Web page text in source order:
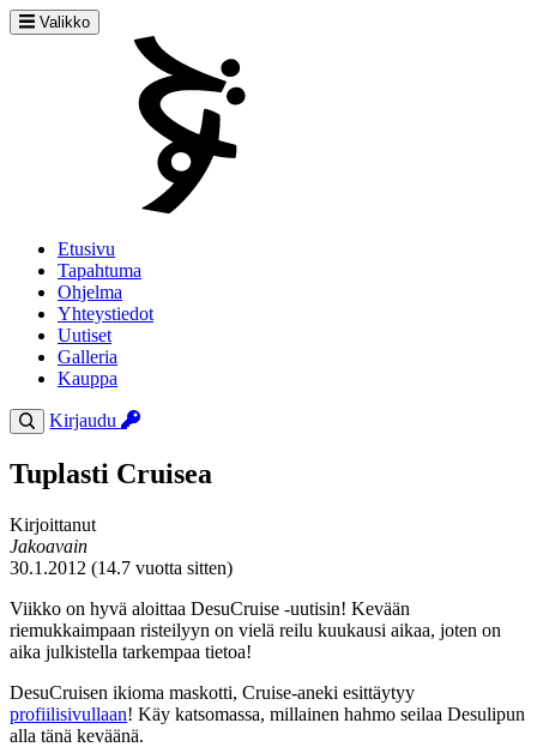
Valikko
Etusivu
Tapahtuma
Ohjelma
Yhteystiedot
Uutiset
Galleria
Kauppa
Kirjaudu
Tuplasti Cruisea
Kirjoittanut
Jakoavain
30.1.2012 (14.7 vuotta sitten)
Viikko on hyvä aloittaa DesuCruise -uutisin! Kevään
riemukkaimpaan risteilyyn on vielä reilu kuukausi aikaa, joten on
aika julkistella tarkempaa tietoa!
DesuCruisen ikioma maskotti, Cruise-aneki esittäytyy
profiilisivullaan! Käy katsomassa, millainen hahmo seilaa Desulipun
alla tänä keväänä.